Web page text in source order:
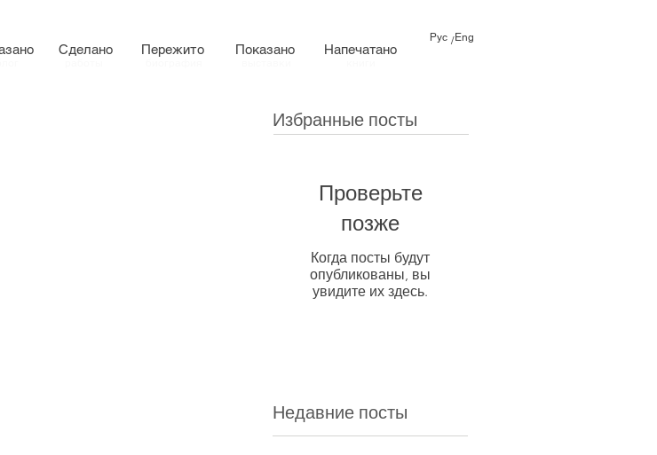
/
Рус Eng
Сделано Пережито Показано Напечатано
Избранные посты
Проверьте
позже
Когда посты будут
опубликованы, вы
увидите их здесь.
Недавние посты